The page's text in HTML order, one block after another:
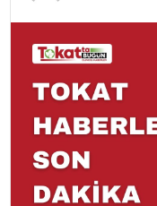
TEKNOLOJI
SAĞLIK
YAŞAM